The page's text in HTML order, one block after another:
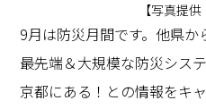
【写真提供
9月は防災月間です。他県か
最先端＆大規模な防災シス
京都にある！との情報をキ